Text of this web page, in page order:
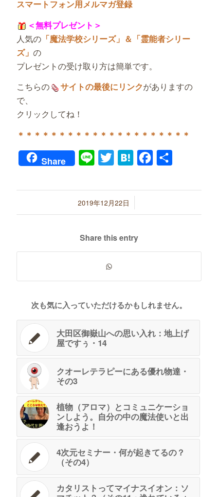
スマートフォン用メルマガ登録
＜無料プレゼント＞
人気の「魔法学校シリーズ」＆「霊能者シリー
ズ」 の
プレゼントの受け取り方は簡単です。
こちらの
サイトの最後にリンクがありますの
で、
クリックしてね！
＊＊＊＊＊＊＊＊＊＊＊＊＊＊＊＊＊＊＊＊＊
Share LineTwitter
Hatena共
2019年12月22日
/
Share this entry
次も気に入っていただけるかもしれません。
大田区御嶽山への思い入れ：地上げ
屋ですぅ・14
クオーレテラピーにある優れ物達・
その3
植物（アロマ）とコミュニケーショ
ンしよう。自分の中の魔法使いと出
逢おうよ！
4次元セミナー・何が起きてるの？
（その4）
カタリストってマイナスイオン：ソ